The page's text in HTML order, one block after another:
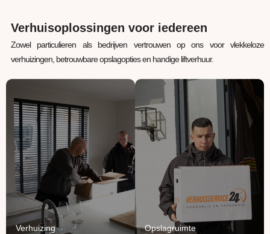
Verhuisoplossingen voor iedereen
Zowel particulieren als bedrijven vertrouwen op ons voor vlekkeloze
verhuizingen, betrouwbare opslagopties en handige liftverhuur.
Verhuizing
Verhuizing
Uw inboedel van A naar
B verhuizen? Wij regelen
het van A tot Z.
Lees Meer
Opslagruimte
Opslagruimte
Jouw spullen staan bij
ons veilig, verwarmd en
beschermd.
Lees Meer